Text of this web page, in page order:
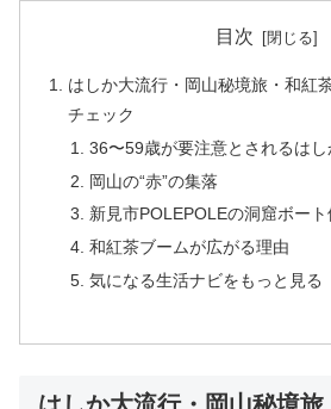
目次
はしか大流行・岡山秘境旅・和紅
チェック
36〜59歳が要注意とされるは
岡山の“赤”の集落
新見市POLEPOLEの洞窟ボー
和紅茶ブームが広がる理由
気になる生活ナビをもっと見る